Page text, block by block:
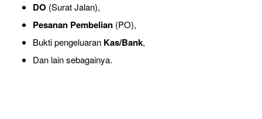
DO (Surat Jalan),
Pesanan Pembelian(PO),
Bukti pengeluaran Kas/Bank,
Dan lain sebagainya.